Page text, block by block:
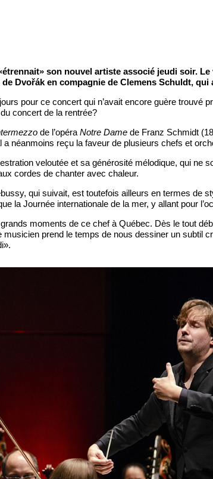
son nouvel artiste associé jeudi soir.
Dvořák en compagnie de Clemens Schuldt, qui
pour ce concert qui n’avait encore guère trouvé
concert de la rentrée?
de l’opéraNotre Dame de Franz Schmidt
néanmoins reçu la faveur de plusieurs chefs et
veloutée et sa générosité mélodique, qui ne
cordes de chanter avec chaleur.
qui suivait, est toutefois ailleurs en termes de
la Journée internationale de la mer, y allant pour
moments de ce chef à Québec. Dès le tout
prend le temps de nous dessiner un subtil